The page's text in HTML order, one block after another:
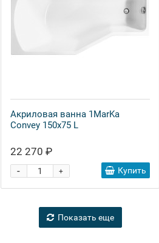
Акриловая ванна 1MarKa
Convey 150x75 L
22 270 ₽
+
- Купить
Показать еще